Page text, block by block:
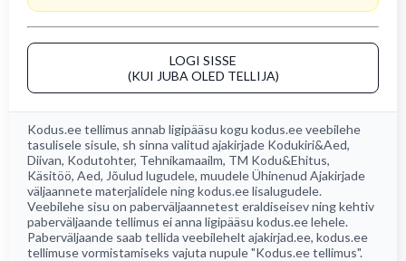
LOGI SISSE
(KUI JUBA OLED TELLIJA)
Kodus.ee tellimus annab ligipääsu kogu kodus.eeveebilehe
tasulisele sisule, sh sinna valitud ajakirjade Kodukiri&Aed,
Diivan, Kodutohter, Tehnikamaailm, TM Kodu&Ehitus,
Käsitöö, Aed, Jõulud lugudele, muudele Ühinenud Ajakirjade
väljaannete materjalidele ning kodus.ee lisalugudele.
Veebilehe sisu on paberväljaannetest eraldiseisev ning kehtiv
paberväljaande tellimus ei anna ligipääsu kodus.ee lehele.
Paberväljaande saab tellida veebilehelt ajakirjad.ee, kodus.ee
tellimuse vormistamiseks vajuta nupule "Kodus.ee tellimus".